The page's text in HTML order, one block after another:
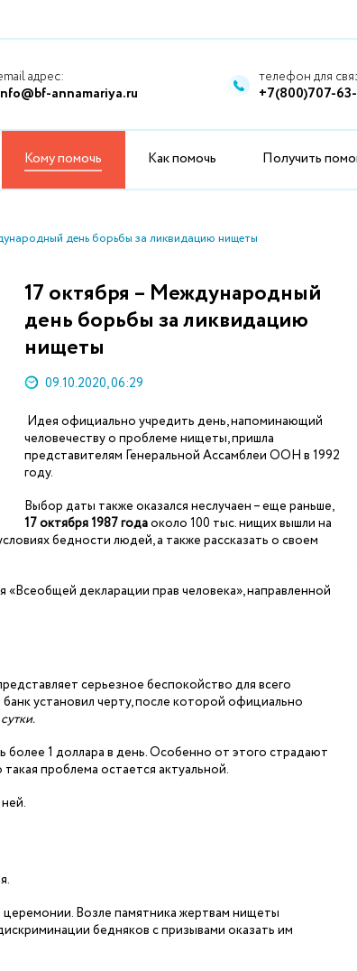
адрес:
annamariya.ru
телефон для
+7(800)707-
Кому помочь Как помочь Получить
день борьбы за ликвидацию нищеты
17 октября – Международный
день борьбы за ликвидацию
нищеты
09.10.2020, 06:29
Идея официально учредить день, напоминающий
человечеству о проблеме нищеты, пришла
представителям Генеральной Ассамблеи ООН в 1992
году.
Выбор даты также оказался неслучаен – еще раньше,
17 октября 1987 годаоколо 100 тыс. нищих вышли на
бедности людей, а также рассказать о своем
декларации прав человека», направленной
серьезное беспокойство для всего
установил черту, после которой официально
1 доллара в день. Особенно от этого страдают
проблема остается актуальной.
Возле памятника жертвам нищеты
бедняков с призывами оказать им